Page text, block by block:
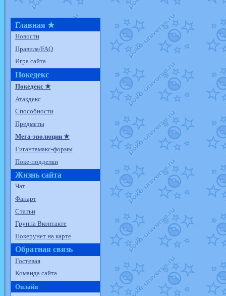
Главная ★
Новости
Правила/FAQ
Игра сайта
Покедекс
Покедекс ★
Атакдекс
Способности
Предметы
Мега-эволюции ★
Гигантамакс-формы
Поке-подделки
Жизнь сайта
Чат
Фанарт
Статьи
Группа Вконтакте
Покерунет на карте
Обратная связь
Гостевая
Команда сайта
Онлайн